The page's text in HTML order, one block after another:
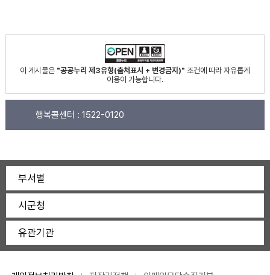
이 게시물은 "공공누리 제3유형(출처표시 + 변경금지)" 조건에 따라 자유롭게
이용이 가능합니다.
행복콜센터 : 1522-0120
부서별
시군청
유관기관